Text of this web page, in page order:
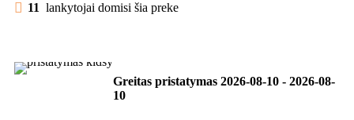
11 lankytojai domisi šia preke
Greitas pristatymas 2026-08-10 - 2026-08-
10